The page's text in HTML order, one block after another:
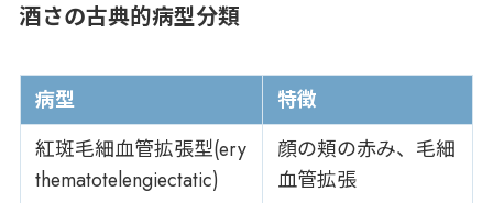
酒さの古典的病型分類
病型
特徴
紅斑毛細血管拡張型(ery
thematotelengiectatic)
顔の頬の赤み、毛細
血管拡張